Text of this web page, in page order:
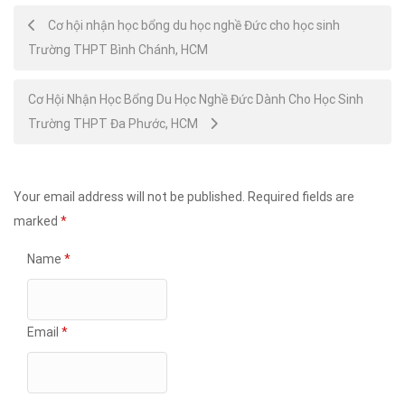
Post
navigation
Cơ hội nhận học bổng du học nghề Đức cho học sinh
Trường THPT Bình Chánh, HCM
Cơ Hội Nhận Học Bổng Du Học Nghề Đức Dành Cho Học Sinh
Trường THPT Đa Phước, HCM
Your email address will not be published. Required fields are
marked *
Name *
Email *